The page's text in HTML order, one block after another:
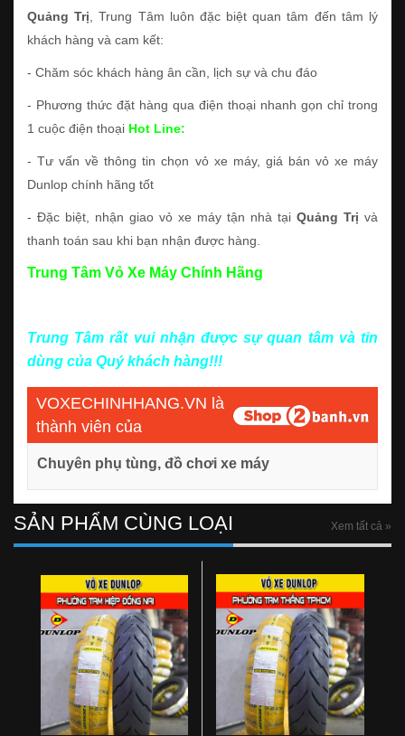
Quảng Trị , Trung Tâm luôn đặc biệt quan tâm đến tâm lý
khách hàng và cam kết:
- Chăm sóc khách hàng ân cần, lịch sự và chu đáo
- Phương thức đặt hàng qua điện thoại nhanh gọn chỉ trong
1 cuộc điện thoại Hot Line:
- Tư vấn về thông tin chọn vỏ xe máy, giá bán vỏ xe máy
Dunlop chính hãng tốt
- Đặc biệt, nhận giao vỏ xe máy tận nhà tại Quảng Trị và
thanh toán sau khi bạn nhận được hàng.
Trung Tâm Vỏ Xe Máy Chính Hãng
Trung Tâm rất vui nhận được sự quan tâm và tin
dùng của Quý khách hàng!!!
VOXECHINHHANG.VN là
thành viên của
Chuyên phụ tùng, đồ chơi xe máy
SẢN PHẨM CÙNG LOẠI Xem tất cả »